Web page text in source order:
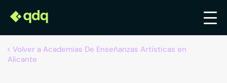
Volver a Academias De Enseñanzas Artisticas en
Alicante